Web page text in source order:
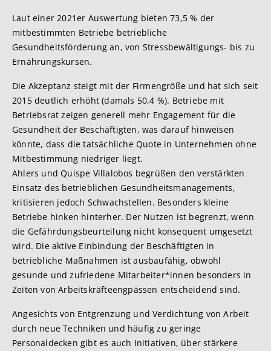
Laut einer 2021er Auswertung bieten 73,5 % der
mitbestimmten Betriebe betriebliche
Gesundheitsförderung an, von Stressbewältigungs- bis zu
Ernährungskursen.
Die Akzeptanz steigt mit der Firmengröße und hat sich seit
2015 deutlich erhöht (damals 50,4 %). Betriebe mit
Betriebsrat zeigen generell mehr Engagement für die
Gesundheit der Beschäftigten, was darauf hinweisen
könnte, dass die tatsächliche Quote in Unternehmen ohne
Mitbestimmung niedriger liegt.
Ahlers und Quispe Villalobos begrüßen den verstärkten
Einsatz des betrieblichen Gesundheitsmanagements,
kritisieren jedoch Schwachstellen. Besonders kleine
Betriebe hinken hinterher. Der Nutzen ist begrenzt, wenn
die Gefährdungsbeurteilung nicht konsequent umgesetzt
wird. Die aktive Einbindung der Beschäftigten in
betriebliche Maßnahmen ist ausbaufähig, obwohl
gesunde und zufriedene Mitarbeiter*innen besonders in
Zeiten von Arbeitskräfteengpässen entscheidend sind.
Angesichts von Entgrenzung und Verdichtung von Arbeit
durch neue Techniken und häufig zu geringe
Personaldecken gibt es auch Initiativen, über stärkere